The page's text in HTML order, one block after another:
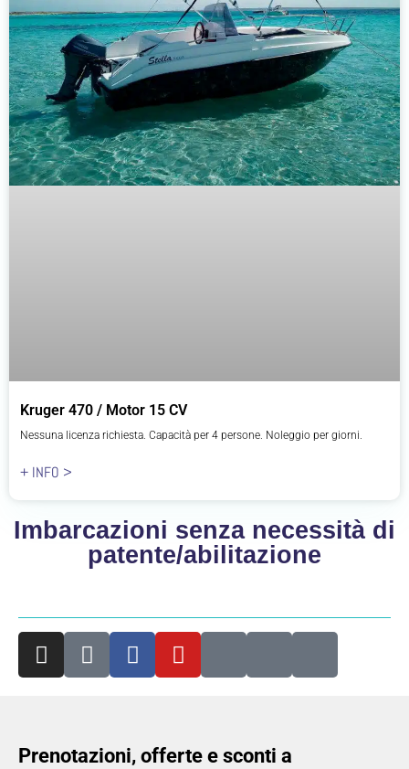
Kruger 470 / Motor 15 CV
Nessuna licenza richiesta. Capacità per 4 persone. Noleggio per giorni.
+ INFO >
Imbarcazioni senza necessità di
patente/abilitazione
Prenotazioni, offerte e sconti a